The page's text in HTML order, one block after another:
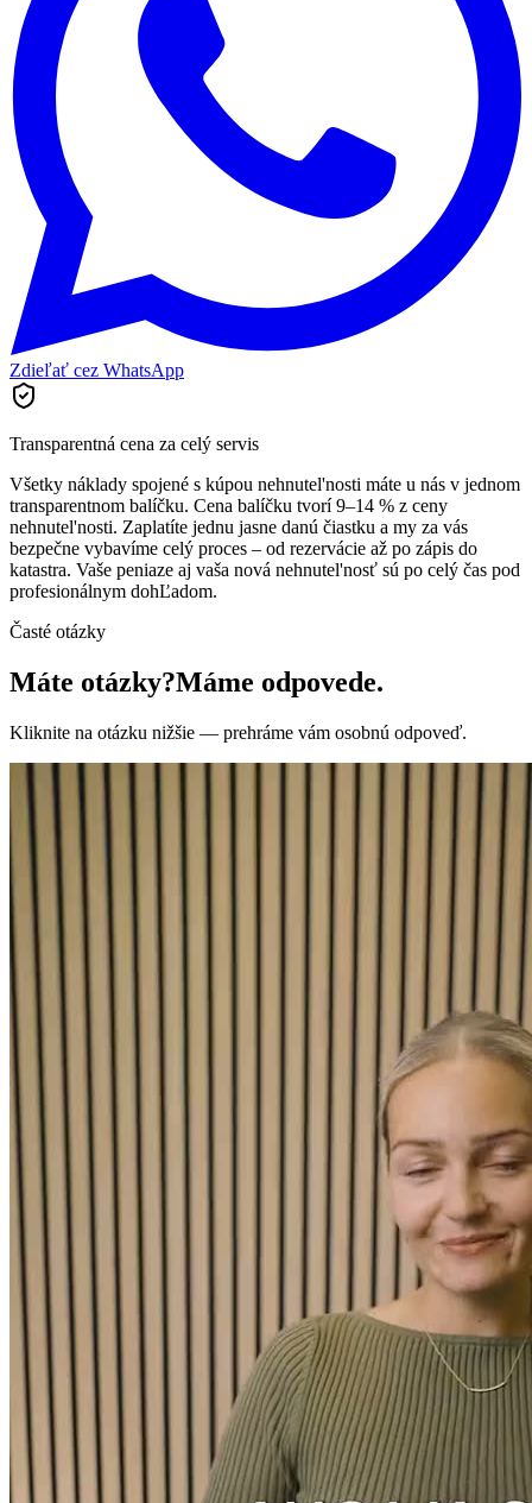
Zdieľať cez WhatsApp
Transparentná cena za celý servis
Všetky náklady spojené s kúpou nehnutel'nosti máte u nás v jednom
transparentnom balíčku. Cena balíčku tvorí 9–14 % z ceny
nehnutel'nosti. Zaplatíte jednu jasne danú čiastku a my za vás
bezpečne vybavíme celý proces – od rezervácie až po zápis do
katastra. Vaše peniaze aj vaša nová nehnutel'nosť sú po celý čas pod
profesionálnym dohĽadom.
Časté otázky
Máte otázky?Máme odpovede.
Kliknite na otázku nižšie — prehráme vám osobnú odpoveď.